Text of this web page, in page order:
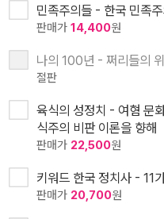
민족주의들 - 한국 민족
판매가 14,400원
나의 100년 - 쩌리들의
절판
육식의 성정치 - 여혐 문
식주의 비판 이론을 향해
판매가 22,500원
키워드 한국 정치사 - 11
판매가 20,700원